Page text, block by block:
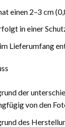
einen 2–3 cm
in einer
Lieferumfang
der
von den
des